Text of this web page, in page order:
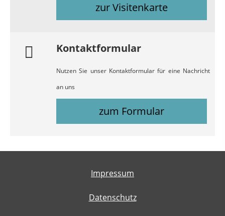
zur Visitenkarte
Kontaktformular
Nutzen Sie unser Kontaktformular für eine Nachricht
an uns
zum Formular
Impressum
Datenschutz